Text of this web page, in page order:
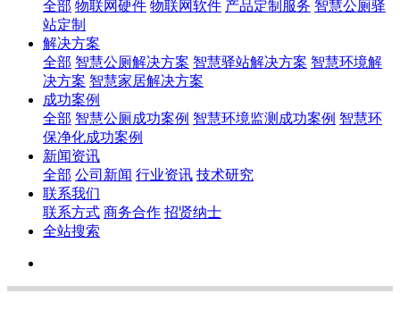
全部 物联网硬件 物联网软件 产品定制服务 智慧公厕驿
站定制
解决方案
全部 智慧公厕解决方案 智慧驿站解决方案 智慧环境解
决方案 智慧家居解决方案
成功案例
全部 智慧公厕成功案例 智慧环境监测成功案例 智慧环
保净化成功案例
新闻资讯
全部 公司新闻 行业资讯 技术研究
联系我们
联系方式 商务合作 招贤纳士
全站搜索